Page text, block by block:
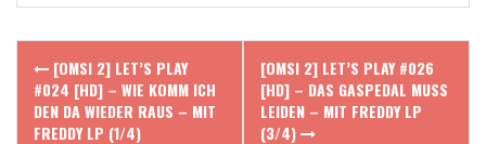
Post
navigation
[OMSI 2] LET’S PLAY
#024 [HD] – WIE KOMM ICH
DEN DA WIEDER RAUS – MIT
FREDDY LP (1/4)
[OMSI 2] LET’S PLAY #026
[HD] – DAS GASPEDAL MUSS
LEIDEN – MIT FREDDY LP
(3/4)